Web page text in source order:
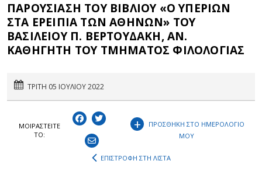
ΠΑΡΟΥΣΙΑΣΗ ΤΟΥ ΒΙΒΛΙΟΥ «Ο ΥΠΕΡΙΩΝ
ΣΤΑ ΕΡΕΙΠΙΑ ΤΩΝ ΑΘΗΝΩΝ» ΤΟΥ
ΒΑΣΙΛΕΙΟΥ Π. ΒΕΡΤΟΥΔΑΚΗ, ΑΝ.
ΚΑΘΗΓΗΤΗ ΤΟΥ ΤΜΗΜΑΤΟΣ ΦΙΛΟΛΟΓΙΑΣ
ΤΡΙΤΗ 05 ΙΟΥΛΙΟΥ 2022
ΜΟΙΡΑΣΤEIΤΕ
ΤΟ:
+
ΠΡΟΣΘΗΚΗ ΣΤΟ ΗΜΕΡΟΛΟΓΙΟ
ΜΟΥ
ΕΠΙΣΤΡΟΦΗ ΣΤΗ ΛΙΣΤΑ